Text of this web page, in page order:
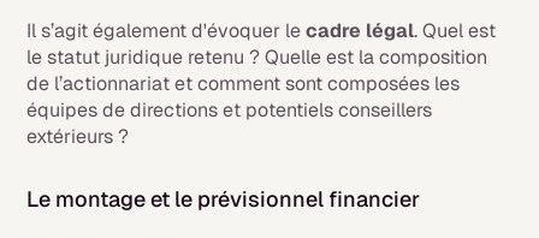
Il s’agit également d'évoquer lecadre légal. Quel est
le statut juridique retenu ? Quelle est la composition
de l’actionnariat et comment sont composées les
équipes de directions et potentiels conseillers
extérieurs ?
Le montage et le prévisionnel financier